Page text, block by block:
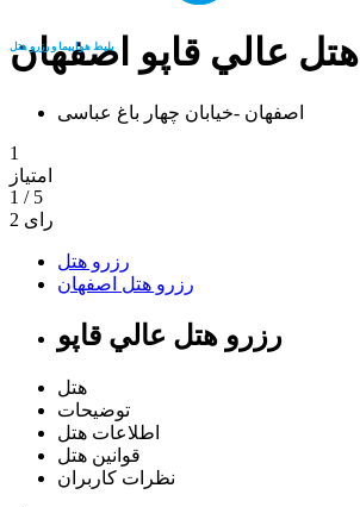
بلیط هواپیما و رزرو هتل
هتل عالي قاپو اصفهان
اصفهان -خيابان چهار باغ عباسی
1
امتیاز
1 / 5
2 رای
رزرو هتل
رزرو هتل اصفهان
رزرو هتل عالي قاپو
هتل
توضیحات
اطلاعات هتل
قوانین هتل
نظرات کاربران